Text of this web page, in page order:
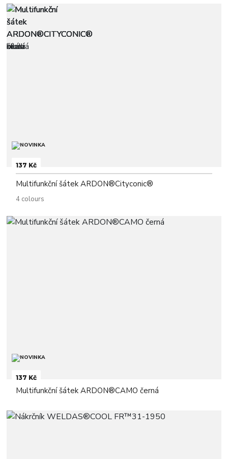
137 Kč
Multifunkční šátek ARDON®Cityconic®
4 colours
137 Kč
Multifunkční šátek ARDON®CAMO černá